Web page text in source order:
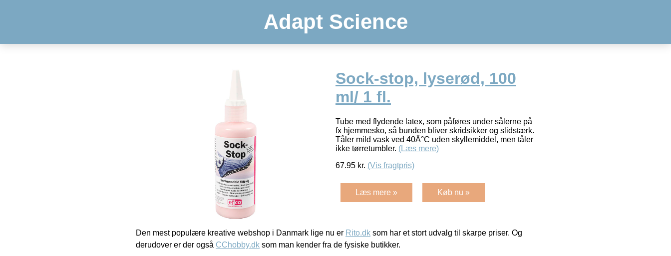
Adapt Science
Sock-stop, lyserød, 100
ml/ 1 fl.
Tube med flydende latex, som påføres under sålerne på
fx hjemmesko, så bunden bliver skridsikker og slidstærk.
Tåler mild vask ved 40Â°C uden skyllemiddel, men tåler
ikke tørretumbler. (Læs mere)
67.95 kr. (Vis fragtpris)
Læs mere » Køb nu »
Den mest populære kreative webshop i Danmark lige nu er Rito.dk som har et stort udvalg til skarpe priser. Og
derudover er der også CChobby.dk som man kender fra de fysiske butikker.